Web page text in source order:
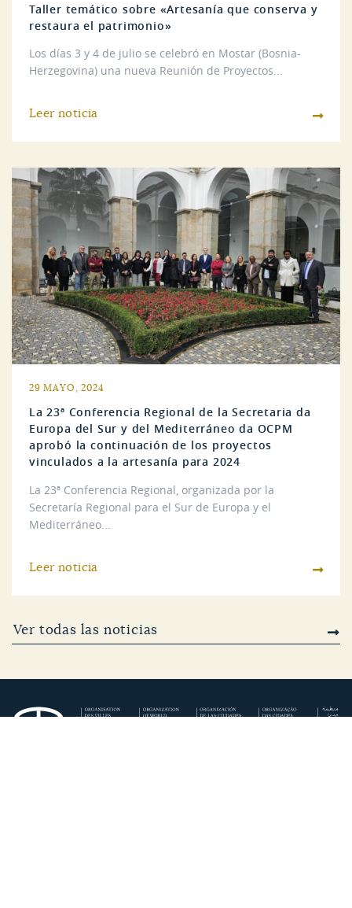
Taller temático sobre «Artesanía que conserva y
restaura el patrimonio»
Los días 3 y 4 de julio se celebró en Mostar (Bosnia-
Herzegovina) una nueva Reunión de Proyectos...
Leer noticia
29 MAYO, 2024
La 23ª Conferencia Regional de la Secretaria da
Europa del Sur y del Mediterráneo da OCPM
aprobó la continuación de los proyectos
vinculados a la artesanía para 2024
La 23ª Conferencia Regional, organizada por la
Secretaría Regional para el Sur de Europa y el
Mediterráneo...
Leer noticia
Ver todas las noticias